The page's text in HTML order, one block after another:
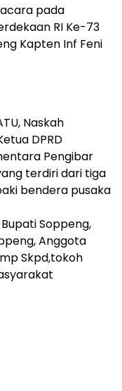
pada
RI Ke-73
Kapten Inf Feni
Naskah
DPRD
Pengibar
terdiri dari tiga
bendera pusaka
Soppeng,
Anggota
Skpd,tokoh